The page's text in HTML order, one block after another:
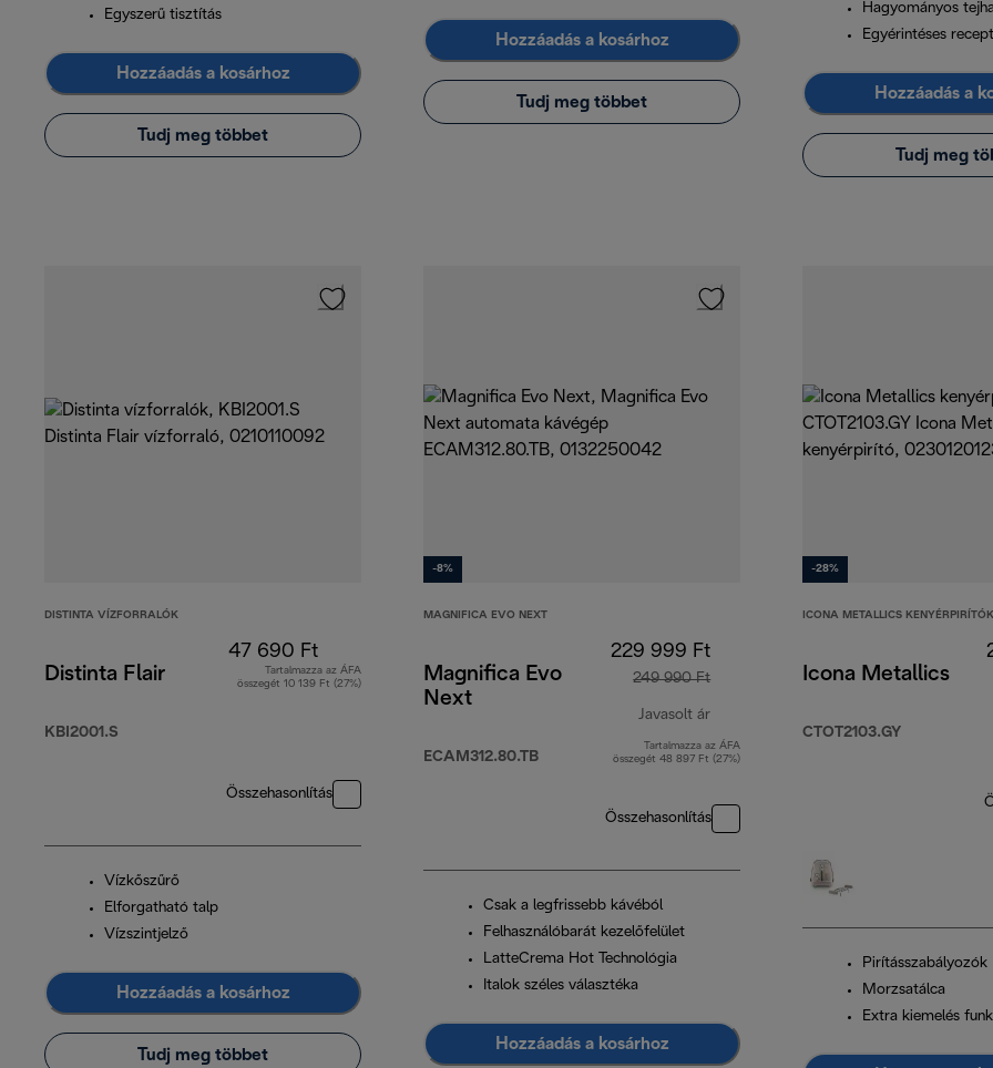
Egyszerű tisztítás
Hozzáadás a kosárhoz
Tudj meg többet
Hozzáadás a kosárhoz
Tudj meg többet
Hagyományos
Egyérintéses
Hozzáadás a
Tudj meg
DISTINTA VÍZFORRALÓK
Distinta Flair
KBI2001.S
47 690 Ft
Tartalmazza az ÁFA
összegét 10 139 Ft (27%)
Összehasonlítás
Vízkőszűrő
Elforgatható talp
Vízszintjelző
Hozzáadás a kosárhoz
Tudj meg többet
-8%
MAGNIFICA EVO NEXT
Magnifica Evo
Next
ECAM312.80.TB
229 999 Ft
249 990 Ft
Javasolt ár
eredeti ár 249 990 Ft
Tartalmazza az ÁFA
összegét 48 897 Ft (27%)
Összehasonlítás
Csak a legfrissebb kávéból
Felhasználóbarát kezelőfelület
LatteCrema Hot Technológia
Italok széles választéka
Hozzáadás a kosárhoz
-28%
ICONA METALLICS KENYÉRPIRÍTÓK
Icona Metallics
CTOT2103.GY
Pirításszabályozók
Morzsatálca
Extra kiemelés